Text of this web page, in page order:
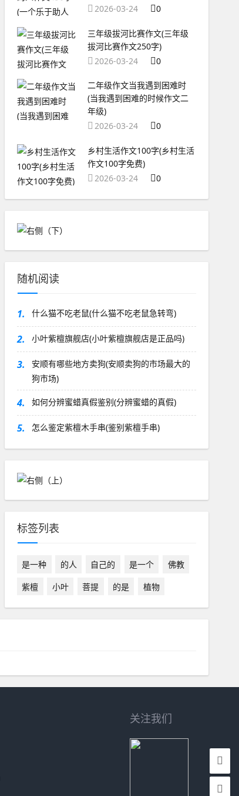
2026-03-24
0
三年级拔河比赛作文(三年级
拔河比赛作文250字)
2026-03-24
0
二年级作文当我遇到困难时
(当我遇到困难的时候作文二
年级)
2026-03-24
0
乡村生活作文100字(乡村生活
作文100字免费)
2026-03-24
0
随机阅读
1. 什么猫不吃老鼠(什么猫不吃老鼠急转弯)
2. 小叶紫檀旗舰店(小叶紫檀旗舰店是正品吗)
3.
安顺有哪些地方卖狗(安顺卖狗的市场最大的
狗市场)
4. 如何分辨蜜蜡真假鉴别(分辨蜜蜡的真假)
5. 怎么鉴定紫檀木手串(鉴别紫檀手串)
标签列表
是一种 的人 自己的 是一个
佛教
紫檀
小叶 菩提 的是 植物
关注我们